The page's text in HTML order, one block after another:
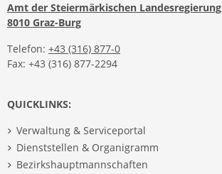
Amt der Steiermärkischen Landesregierung
8010 Graz-Burg
Telefon: +43 (316) 877-0
Fax: +43 (316) 877-2294
QUICKLINKS:
Verwaltung & Serviceportal
Dienststellen & Organigramm
Bezirkshauptmannschaften